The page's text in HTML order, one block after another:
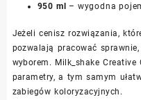
950 ml – wygodna
Jeżeli cenisz rozwiązania,
pozwalają pracować
wyborem. Milk_shake
parametry, a tym samym
zabiegów koloryzacyjnych.